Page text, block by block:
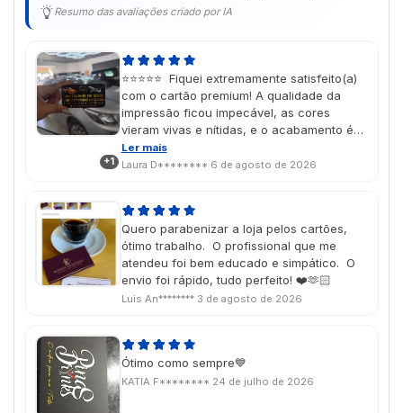
Resumo das avaliações criado por IA
+1
⭐⭐⭐⭐⭐ Fiquei extremamente satisfeito(a)
com o cartão premium! A qualidade da
impressão ficou impecável, as cores
vieram vivas e nítidas, e o acabamento é
simplesmente incrível. Dá para perceber o
cuidado em cada detalhe. O resultado
profissional e sofisticada. Recomendo de
olhos fechados!
Ler mais
Laura D******** 6 de agosto de 2026
Quero parabenizar a loja pelos cartões,
ótimo trabalho. O profissional que me
atendeu foi bem educado e simpático. O
envio foi rápido, tudo perfeito! ❤️🫶🏻
Luis An******** 3 de agosto de 2026
Ótimo como sempre💙
KATIA F******** 24 de julho de 2026